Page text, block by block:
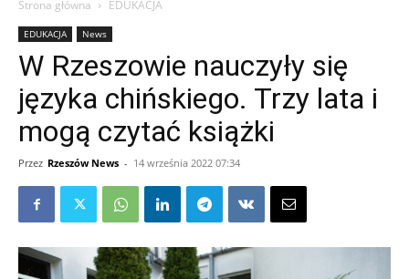
Strona główna EDUKACJA
EDUKACJA News
W Rzeszowie nauczyły się
języka chińskiego. Trzy lata i
mogą czytać książki
Przez Rzeszów News - 14 września 2022 07:34